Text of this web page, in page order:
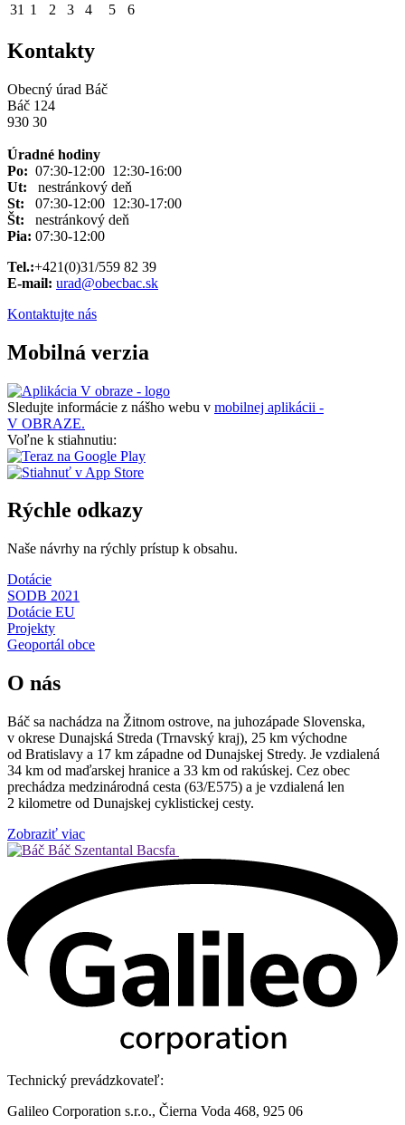
31 1 2 3 4 5 6
Kontakty
Obecný úrad Báč
Báč 124
930 30
Úradné hodiny
Po: 07:30-12:00 12:30-16:00
Ut: nestránkový deň
St: 07:30-12:00 12:30-17:00
Št: nestránkový deň
Pia: 07:30-12:00
Tel.:+421(0)31/559 82 39
E-mail: urad@obecbac.sk
Kontaktujte nás
Mobilná verzia
Sledujte informácie z nášho webu v mobilnej aplikácii -
V OBRAZE.
Voľne k stiahnutiu:
Rýchle odkazy
Naše návrhy na rýchly prístup k obsahu.
Dotácie
SODB 2021
Dotácie EU
Projekty
Geoportál obce
O nás
Báč sa nachádza na Žitnom ostrove, na juhozápade Slovenska,
v okrese Dunajská Streda (Trnavský kraj), 25 km východne
od Bratislavy a 17 km západne od Dunajskej Stredy. Je vzdialená
34 km od maďarskej hranice a 33 km od rakúskej. Cez obec
prechádza medzinárodná cesta (63/E575) a je vzdialená len
2 kilometre od Dunajskej cyklistickej cesty.
Zobraziť viac
Báč Szentantal Bacsfa
Technický prevádzkovateľ:
Galileo Corporation s.r.o., Čierna Voda 468, 925 06